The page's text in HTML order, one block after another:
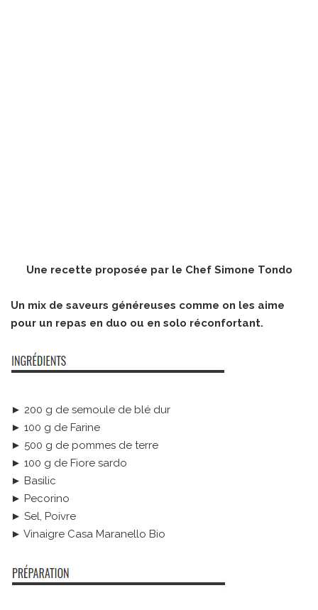
Une recette proposée par le Chef Simone Tondo
Un mix de saveurs généreuses comme on les aime
pour un repas en duo ou en solo réconfortant.
► 200 g de semoule de blé dur
► 100 g de Farine
► 500 g de pommes de terre
► 100 g de Fiore sardo
► Basilic
► Pecorino
► Sel, Poivre
► Vinaigre Casa Maranello Bio